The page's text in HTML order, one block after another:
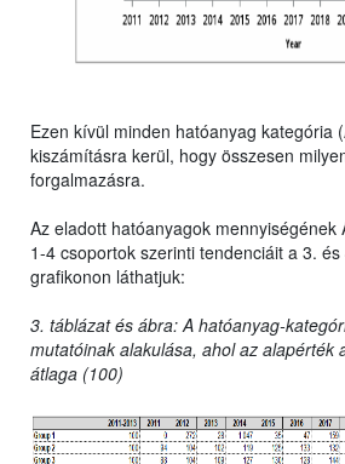
Ezen kívül minden hatóanyag kategória
kiszámításra kerül, hogy összesen
forgalmazásra.
Az eladott hatóanyagok mennyiségének
1-4 csoportok szerinti tendenciáit a 3.
grafikonon láthatjuk:
3. táblázat és ábra: A hatóanyag-
mutatóinak alakulása, ahol az alapérték
átlaga (100)